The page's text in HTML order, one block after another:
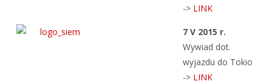
-> LINK
7 V 2015 r.
Wywiad dot.
wyjazdu do Tokio
-> LINK